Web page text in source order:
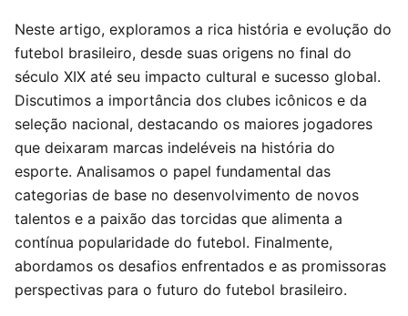
Neste artigo, exploramos a rica história e evolução do
futebol brasileiro, desde suas origens no final do
século XIX até seu impacto cultural e sucesso global.
Discutimos a importância dos clubes icônicos e da
seleção nacional, destacando os maiores jogadores
que deixaram marcas indeléveis na história do
esporte. Analisamos o papel fundamental das
categorias de base no desenvolvimento de novos
talentos e a paixão das torcidas que alimenta a
contínua popularidade do futebol. Finalmente,
abordamos os desafios enfrentados e as promissoras
perspectivas para o futuro do futebol brasileiro.